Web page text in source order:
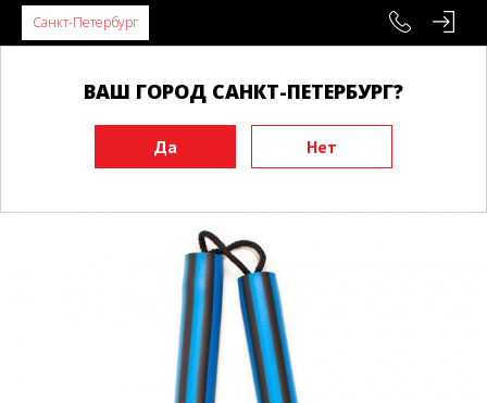
Санкт-Петербург
ВАШ ГОРОД САНКТ-ПЕТЕРБУРГ?
Инвентарь
Тренировочные макеты
Нунчаку WACOKU, на шнуре